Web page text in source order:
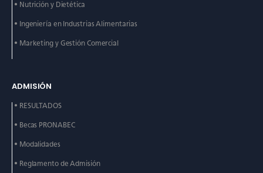
• Nutrición y Dietética
• Ingeniería en IndustriasAlimentarias
• Marketing y Gestión Comercial
ADMISIÓN
• RESULTADOS
• Becas PRONABEC
• Modalidades
• Reglamento de Admisión